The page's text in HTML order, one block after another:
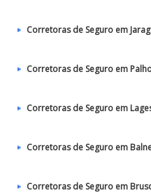
Corretoras de Seguro em
Corretoras de Seguro em
Corretoras de Seguro em
Corretoras de Seguro em
Corretoras de Seguro em